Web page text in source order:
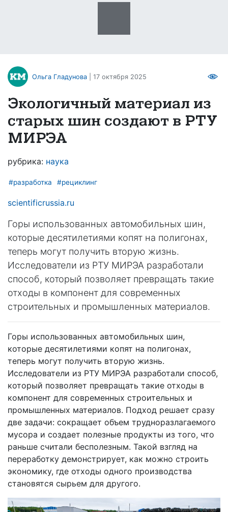
Ольга Гладунова | 17 октября 2025
Экологичный материал из
старых шин создают в РТУ
МИРЭА
рубрика: наука
#разработка #рециклинг
scientificrussia.ru
Горы использованных автомобильных шин,
которые десятилетиями копят на полигонах,
теперь могут получить вторую жизнь.
Исследователи из РТУ МИРЭА разработали
способ, который позволяет превращать такие
отходы в компонент для современных
строительных и промышленных материалов.
Горы использованных автомобильных шин,
которые десятилетиями копят на полигонах,
теперь могут получить вторую жизнь.
Исследователи из РТУ МИРЭА разработали способ,
который позволяет превращать такие отходы в
компонент для современных строительных и
промышленных материалов. Подход решает сразу
две задачи: сокращает объем трудноразлагаемого
мусора и создает полезные продукты из того, что
раньше считали бесполезным. Такой взгляд на
переработку демонстрирует, как можно строить
экономику, где отходы одного производства
становятся сырьем для другого.